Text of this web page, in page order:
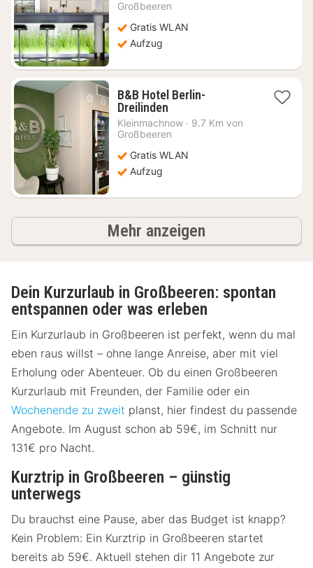
Großbeeren
Gratis WLAN
Aufzug
B&B Hotel Berlin-
Dreilinden1
Nacht
ab
€
Kleinmachnow · 9.7 Km von
Großbeeren
Gratis WLAN
Aufzug
Mehr anzeigen
Dein Kurzurlaub in Großbeeren: spontan
entspannen oder was erleben
Ein Kurzurlaub in Großbeeren ist perfekt, wenn du mal
eben raus willst – ohne lange Anreise, aber mit viel
Erholung oder Abenteuer. Ob du einen Großbeeren
Kurzurlaub mit Freunden, der Familie oder ein
Wochenende zu zweit planst, hier findest du passende
Angebote. Im August schon ab 59€, im Schnitt nur
131€ pro Nacht.
Kurztrip in Großbeeren – günstig
unterwegs
Du brauchst eine Pause, aber das Budget ist knapp?
Kein Problem: Ein Kurztrip in Großbeeren startet
bereits ab 59€. Aktuell stehen dir 11 Angebote zur